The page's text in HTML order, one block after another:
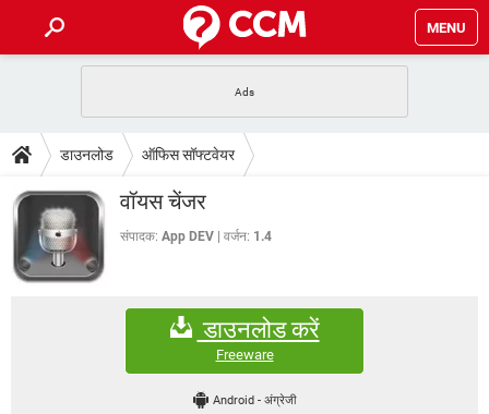
MENU
फोन पर अकाउंट बैलेंस चेक
WhatsApp Hack हो गया?
टेक-स्पेशल
2020 के फ्री एंटीवायरस
बेस्ट फ्री ऑनलाइन गेम्स
डाउनलोड
Vidmate PUBG Mobile
WhatsRemoved+
FORUM
कंप्यूटर बस
डाउनलोड ऑफिस सॉफ्टवेयर
वॉयस चेंजर
संपादक: App DEV वर्जन: 1.4
डाउनलोड करें
Freeware
Android - अंग्रेजी